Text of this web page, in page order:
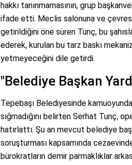
hakkı tanınmamasının, grup
ifade etti. Meclis salonuna ve
getirildiğini öne süren Tunç, bu
ederek, kurulan bu tarz baskı
yetmeyeceğini dile getirdi.
"Belediye Başkan
Tepebaşı Belediyesinde
sığmadığını belirten Serhat Tunç,
hatırlattı. Şu an mevcut belediye
soruşturması kapsamında
bürokratların demir parmaklıklar